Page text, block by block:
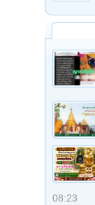
08:23